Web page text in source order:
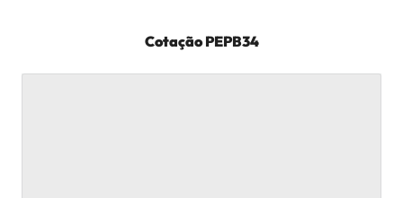
CotaçãoPEPB34